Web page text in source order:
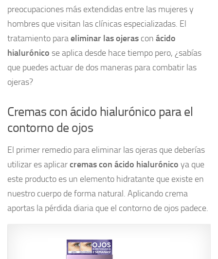
preocupaciones más extendidas entre las mujeres y
hombres que visitan las clínicas especializadas. El
tratamiento paraeliminar las ojeras con ácido
hialurónico se aplica desde hace tiempo pero, ¿sabías
que puedes actuar de dos maneras para combatir las
ojeras?
Cremas con ácido hialurónico para el
contorno de ojos
El primer remedio para eliminar las ojeras que deberías
utilizar es aplicarcremas con ácido hialurónico ya que
este producto es un elemento hidratante que existe en
nuestro cuerpo de forma natural. Aplicando crema
aportas la pérdida diaria que el contorno de ojos padece.